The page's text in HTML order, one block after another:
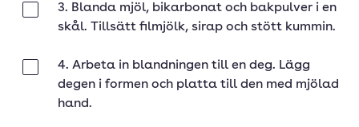
3. Blanda mjöl, bikarbonat och bakpulver i en
skål. Tillsätt filmjölk, sirap och stött kummin.
4. Arbeta in blandningen till en deg. Lägg
degen i formen och platta till den med mjölad
hand.